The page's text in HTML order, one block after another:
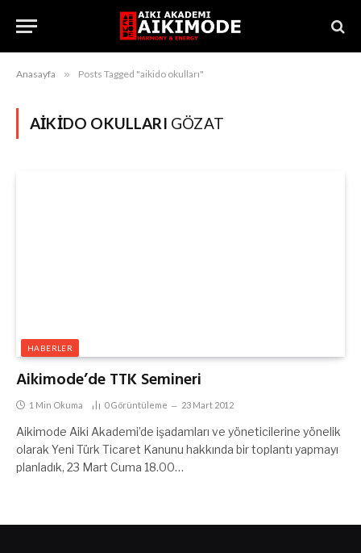
Anasayfa » Posts Tagged "aikido okulları"
AIKIDO OKULLARI GÖZAT
HABERLER
Aikimode’de TTK Semineri
1 Min Okuma 0Görüntüleme 23 Mart 2012
Aikimode Aiki Akademi’de işadamları ve yöneticilerine yönelik
olarak Yeni Türk Ticaret Kanunu hakkında bir toplantı yapmayı
planladık, 23 Mart Cuma 18.00…